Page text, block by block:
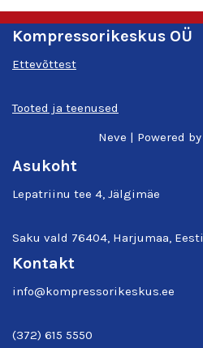
Kompressorikeskus OÜ
Ettevõttest
Tooted ja teenused
Neve | Powered by
Asukoht
Lepatriinu tee 4, Jälgimäe
Saku vald 76404, Harjumaa, Eesti
Kontakt
info@kompressorikeskus.ee
(372) 615 5550